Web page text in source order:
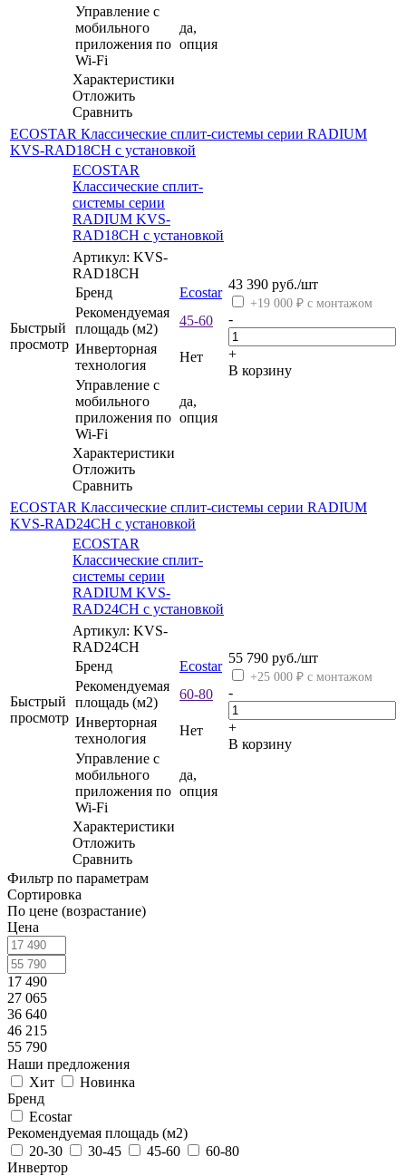
Управление c
мобильного
приложения по
Wi-Fi
да,
опция
Характеристики
Отложить
Сравнить
ECOSTAR Классические сплит-системы серии RADIUM
KVS-RAD18CH с установкой
Быстрый
просмотр
ECOSTAR
Классические сплит-
системы серии
RADIUM KVS-
RAD18CH с установкой
Артикул: KVS-
RAD18CH
Бренд
Ecostar
Рекомендуемая
площадь (м2)
45-60
Инверторная
технология
Нет
Управление c
мобильного
приложения по
Wi-Fi
да,
опция
Характеристики
Отложить
Сравнить
43 390 руб./шт
+19 000 ₽ с монтажом
-
+
В корзину
ECOSTAR Классические сплит-системы серии RADIUM
KVS-RAD24CH с установкой
Быстрый
просмотр
ECOSTAR
Классические сплит-
системы серии
RADIUM KVS-
RAD24CH с установкой
Артикул: KVS-
RAD24CH
Бренд
Ecostar
Рекомендуемая
площадь (м2)
60-80
Инверторная
технология
Нет
Управление c
мобильного
приложения по
Wi-Fi
да,
опция
Характеристики
Отложить
Сравнить
55 790 руб./шт
+25 000 ₽ с монтажом
-
+
В корзину
Фильтр по параметрам
Сортировка
По цене (возрастание)
Цена
17 490
27 065
36 640
46 215
55 790
Наши предложения
Хит
Новинка
Бренд
Ecostar
Рекомендуемая площадь (м2)
20-30
30-45 45-60
60-80
Инвертор